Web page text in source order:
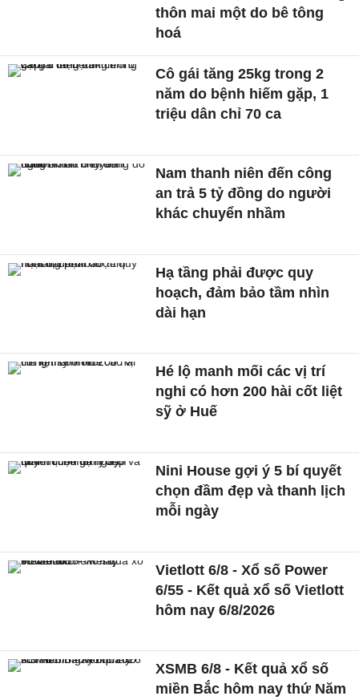
thôn mai một do bê tông
hoá
Cô gái tăng 25kg trong 2
năm do bệnh hiếm gặp, 1
triệu dân chỉ 70 ca
Nam thanh niên đến công
an trả 5 tỷ đồng do người
khác chuyển nhầm
Hạ tầng phải được quy
hoạch, đảm bảo tầm nhìn
dài hạn
Hé lộ manh mối các vị trí
nghi có hơn 200 hài cốt liệt
sỹ ở Huế
Nini House gợi ý 5 bí quyết
chọn đầm đẹp và thanh lịch
mỗi ngày
Vietlott 6/8 - Xổ số Power
6/55 - Kết quả xổ số Vietlott
hôm nay 6/8/2026
XSMB 6/8 - Kết quả xổ số
miền Bắc hôm nay thứ Năm